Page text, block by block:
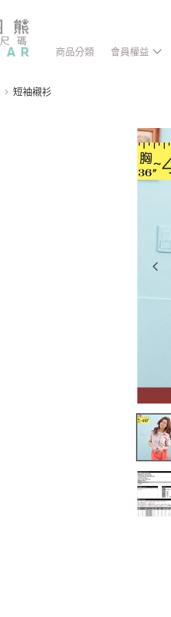
商品分類 會員權益
短袖襯衫